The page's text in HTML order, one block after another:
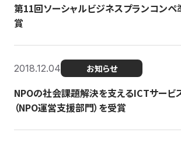
第11回ソーシャルビジネスプランコンペ
賞
2018.12.04 お知らせ
NPOの社会課題解決を支えるICTサービ
（NPO運営支援部門）を受賞